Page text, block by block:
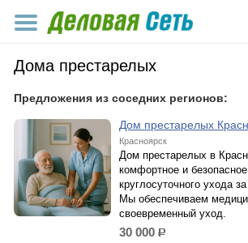
Дома престарелых
Предложения из соседних регионов:
Дом престарелых
Красноярск
Дом престарелых в
комфортное и
круглосуточного ухода
Мы обеспечиваем
своевременный уход.
30 000 р.